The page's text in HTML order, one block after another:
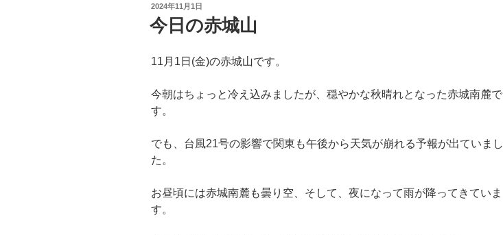
投
稿
日:
2024年11月1日
今日の赤城山
11月1日(金)の赤城山です。
今朝はちょっと冷え込みましたが、穏やかな秋晴れとなった赤城南麓で
す。
でも、台風21号の影響で関東も午後から天気が崩れる予報が出ていまし
た。
お昼頃には赤城南麓も曇り空、そして、夜になって雨が降ってきていま
す。